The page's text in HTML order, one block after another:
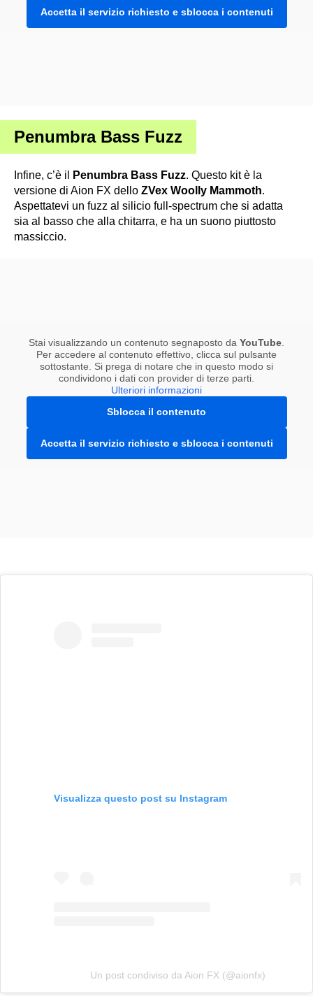
Accetta il servizio richiesto e sblocca i contenuti
Penumbra Bass Fuzz
Infine, c’è il Penumbra Bass Fuzz. Questo kit è la
versione di Aion FX dello ZVex Woolly Mammoth.
Aspettatevi un fuzz al silicio full-spectrum che si adatta
sia al basso che alla chitarra, e ha un suono piuttosto
massiccio.
Stai visualizzando un contenuto segnaposto da YouTube
Per accedere al contenuto effettivo, clicca sul pulsante
sottostante. Si prega di notare che in questo modo si
condividono i dati con provider di terze parti.
Ulteriori informazioni
Sblocca il contenuto
Accetta il servizio richiesto e sblocca i contenuti
Visualizza questo post su Instagram
Un post condiviso da Aion FX (@aionfx)